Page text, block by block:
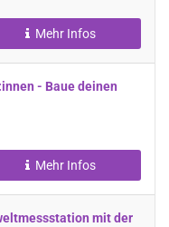
Mehr Infos
- Baue deinen
Mehr Infos
mit der